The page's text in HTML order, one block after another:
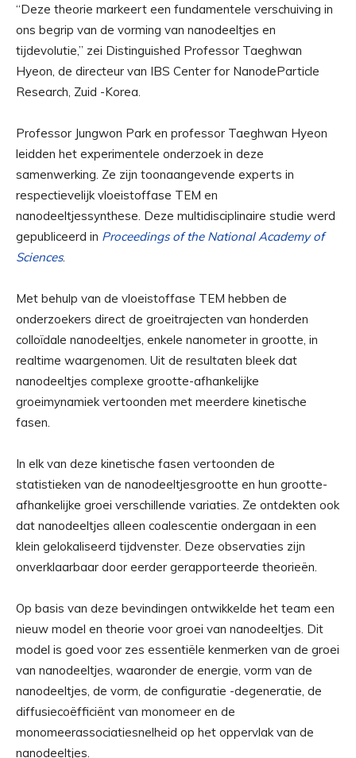
“Deze theorie markeert een fundamentele verschuiving in
ons begrip van de vorming van nanodeeltjes en
tijdevolutie,” zei Distinguished Professor Taeghwan
Hyeon, de directeur van IBS Center for NanodeParticle
Research, Zuid -Korea.
Professor Jungwon Park en professor Taeghwan Hyeon
leidden het experimentele onderzoek in deze
samenwerking. Ze zijn toonaangevende experts in
respectievelijk vloeistoffase TEM en
nanodeeltjessynthese. Deze multidisciplinaire studie werd
gepubliceerd in Proceedings of the National Academy of
Sciences.
Met behulp van de vloeistoffase TEM hebben de
onderzoekers direct de groeitrajecten van honderden
colloïdale nanodeeltjes, enkele nanometer in grootte, in
realtime waargenomen. Uit de resultaten bleek dat
nanodeeltjes complexe grootte-afhankelijke
groeimynamiek vertoonden met meerdere kinetische
fasen.
In elk van deze kinetische fasen vertoonden de
statistieken van de nanodeeltjesgrootte en hun grootte-
afhankelijke groei verschillende variaties. Ze ontdekten ook
dat nanodeeltjes alleen coalescentie ondergaan in een
klein gelokaliseerd tijdvenster. Deze observaties zijn
onverklaarbaar door eerder gerapporteerde theorieën.
Op basis van deze bevindingen ontwikkelde het team een ​​
nieuw model en theorie voor groei van nanodeeltjes. Dit
model is goed voor zes essentiële kenmerken van de groei
van nanodeeltjes, waaronder de energie, vorm van de
nanodeeltjes, de vorm, de configuratie -degeneratie, de
diffusiecoëfficiënt van monomeer en de
monomeerassociatiesnelheid op het oppervlak van de
nanodeeltjes.